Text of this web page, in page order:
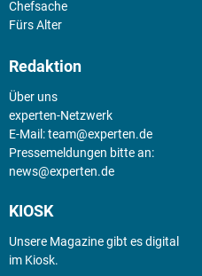
Chefsache
Fürs Alter
Redaktion
Über uns
experten-Netzwerk
E-Mail:team@experten.de
Pressemeldungen bitte an:
news@experten.de
KIOSK
Unsere Magazine gibt es digital
im Kiosk.